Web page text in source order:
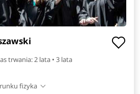
trwania: 2 lata • 3 lata
fizyka